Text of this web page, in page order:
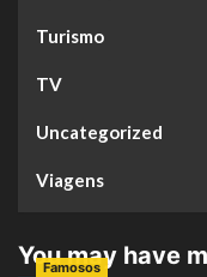
Turismo
TV
Uncategorized
Viagens
You may have
Famosos